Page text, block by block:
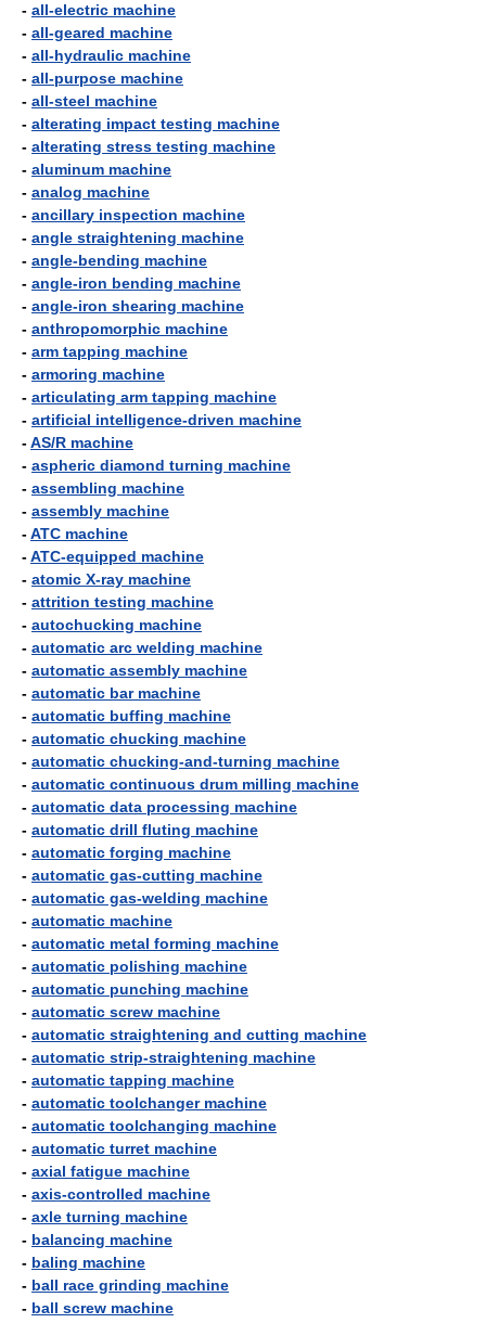
- all-electric machine
- all-geared machine
- all-hydraulic machine
- all-purpose machine
- all-steel machine
- alterating impact testing machine
- alterating stress testing machine
- aluminum machine
- analog machine
- ancillary inspection machine
- angle straightening machine
- angle-bending machine
- angle-iron bending machine
- angle-iron shearing machine
- anthropomorphic machine
- arm tapping machine
- armoring machine
- articulating arm tapping machine
- artificial intelligence-driven machine
-AS/R machine
- aspheric diamond turning machine
- assembling machine
- assembly machine
-ATC machine
-ATC-equipped machine
- atomic X-ray machine
- attrition testing machine
- autochucking machine
- automatic arc welding machine
- automatic assembly machine
- automatic bar machine
- automatic buffing machine
- automatic chucking machine
- automatic chucking-and-turning machine
- automatic continuous drum milling machine
- automatic data processing machine
- automatic drill fluting machine
- automatic forging machine
- automatic gas-cutting machine
- automatic gas-welding machine
- automatic machine
- automatic metal forming machine
- automatic polishing machine
- automatic punching machine
- automatic screw machine
- automatic straightening and cutting machine
- automatic strip-straightening machine
- automatic tapping machine
- automatic toolchanger machine
- automatic toolchanging machine
- automatic turret machine
- axial fatigue machine
- axis-controlled machine
- axle turning machine
- balancing machine
- baling machine
- ball race grinding machine
- ball screw machine